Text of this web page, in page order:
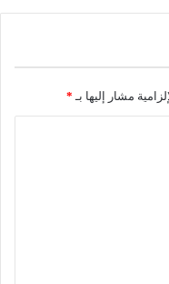
مشار إليها بـ *